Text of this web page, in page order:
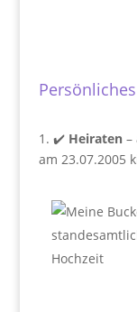
1. ✔️ Heiraten–
am 23.07.2005